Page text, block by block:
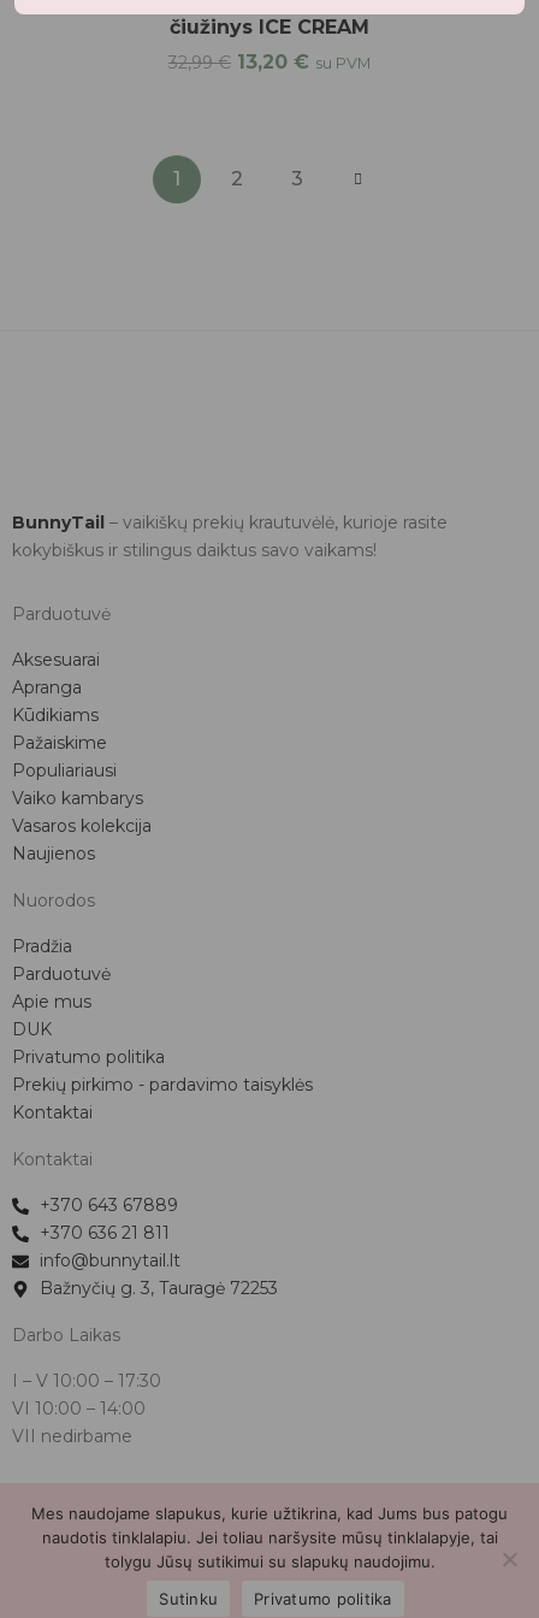
čiužinys ICE CREAM
32,99€ 13,20 € su PVM
1 2 3
BunnyTail – vaikiškų prekių krautuvėlė, kurioje rasite
kokybiškus ir stilingus daiktus savo vaikams!
Parduotuvė
Aksesuarai
Apranga
Kūdikiams
Pažaiskime
Populiariausi
Vaiko kambarys
Vasaros kolekcija
Naujienos
Nuorodos
Pradžia
Parduotuvė
Apie mus
DUK
Privatumo politika
Prekių pirkimo - pardavimo taisyklės
Kontaktai
Kontaktai
+370 643 67889
+370 636 21 811
info@bunnytail.lt
Bažnyčių g. 3, Tauragė 72253
Darbo Laikas
I – V 10:00 – 17:30
VI 10:00 – 14:00
VII nedirbame
Bunnytail.lt| Copyright 2026 | Svetainė sukurtaMyra.lt
Mes naudojame slapukus, kurie užtikrina, kad Jums bus patogu
naudotis tinklalapiu. Jei toliau naršysite mūsų tinklalapyje, tai
tolygu Jūsų sutikimui su slapukų naudojimu.
Sutinku
Privatumo politika